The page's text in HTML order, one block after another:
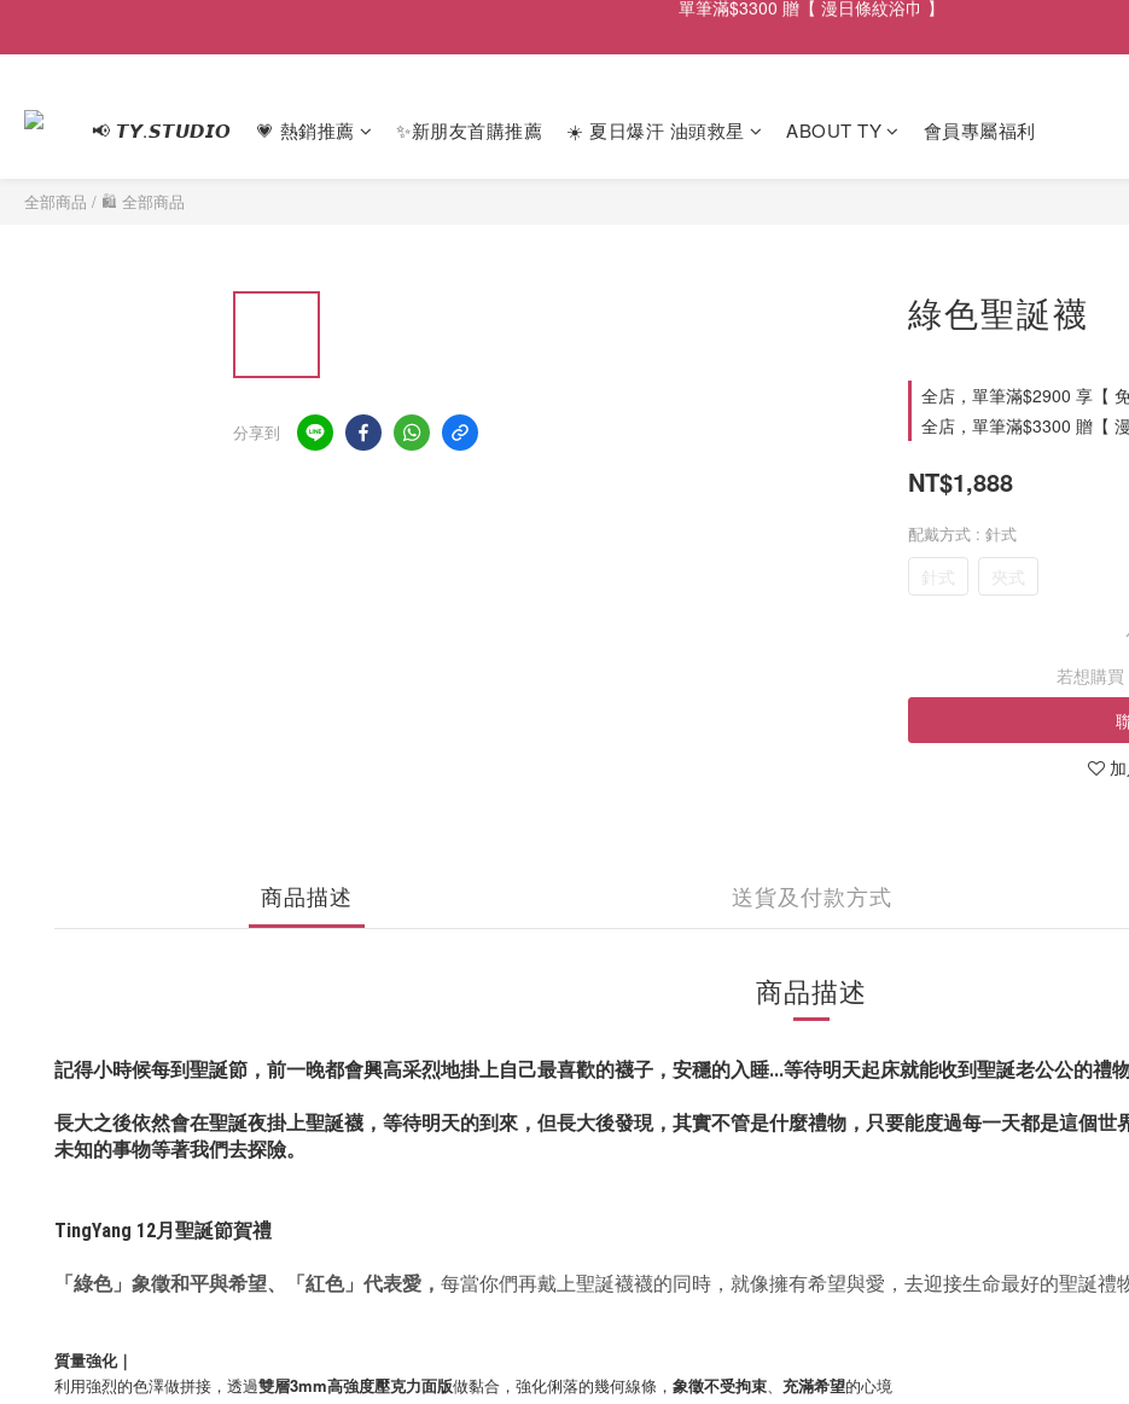
📢 𝙏𝙔.𝙎𝙏𝙐𝘿𝙄𝙊 💗 熱銷推薦 ✨新朋友首購推薦 ☀️ 夏日爆汗 油頭救星 ABOUT TY 會員專屬福利
全部商品 / 🛍 全部商品
分享到
綠色聖誕襪
全店，單筆滿$2900 享【
全店，單筆滿$3300 贈【
NT$1,888
配戴方式 : 針式
針式 夾式
若想購買
商品描述 送貨及付款方式
商品描述
記得小時候每到聖誕節，前一晚都會興高采烈地掛上自己最喜歡的襪子，安穩的入睡...等待明天起床就能收到聖誕老公公的禮物
長大之後依然會在聖誕夜掛上聖誕襪，等待明天的到來，但長大後發現，其實不管是什麼禮物，只要能度過每一天都是這個
未知的事物等著我們去探險。
TingYang 12月聖誕節賀禮
「綠色」象徵和平與希望、 「紅色」代表愛， 每當你們再戴上聖誕襪襪的同時，就像擁有希望與愛，去迎接生命最好的聖誕禮物
質量強化｜
利用強烈的色澤做拼接，透過雙層3mm高強度壓克力面版做黏合，強化俐落的幾何線條， 象徵不受拘束、 充滿希望的心境